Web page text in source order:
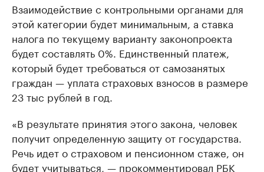
Взаимодействие с контрольными органами для
этой категории будет минимальным, а ставка
налога по текущему варианту законопроекта
будет составлять 0%. Единственный платеж,
который будет требоваться от самозанятых
граждан — уплата страховых взносов в размере
23 тыс рублей в год.
«В результате принятия этого закона, человек
получит определенную защиту от государства.
Речь идет о страховом и пенсионном стаже, он
будет учитываться, — прокомментировал РБК